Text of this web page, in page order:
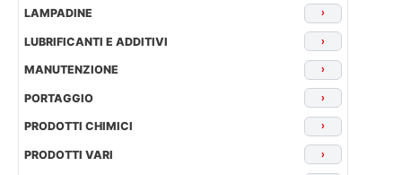
LAMPADINE ›
LUBRIFICANTI E ADDITIVI ›
MANUTENZIONE ›
PORTAGGIO ›
PRODOTTI CHIMICI ›
PRODOTTI VARI ›